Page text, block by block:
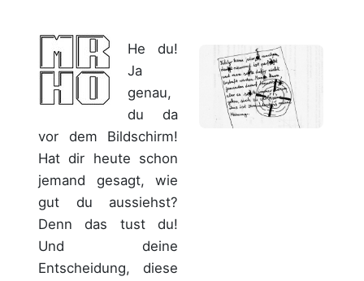
He du!
Ja
genau,
du da
vor dem Bildschirm!
Hat dir heute schon
jemand gesagt, wie
gut du aussiehst?
Denn das tust du!
Und deine
Entscheidung, diese